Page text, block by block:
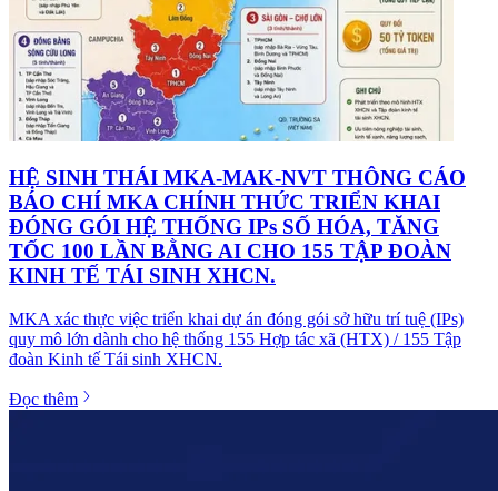
HỆ SINH THÁI MKA-MAK-NVT THÔNG CÁO
BÁO CHÍ MKA CHÍNH THỨC TRIỂN KHAI
ĐÓNG GÓI HỆ THỐNG IPs SỐ HÓA, TĂNG
TỐC 100 LẦN BẰNG AI CHO 155 TẬP ĐOÀN
KINH TẾ TÁI SINH XHCN.
MKA xác thực việc triển khai dự án đóng gói sở hữu trí tuệ (IPs)
quy mô lớn dành cho hệ thống 155 Hợp tác xã (HTX) / 155 Tập
đoàn Kinh tế Tái sinh XHCN.
Đọc thêm